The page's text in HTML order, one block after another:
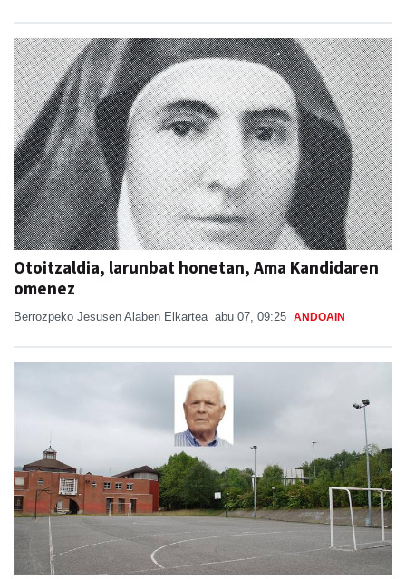
Otoitzaldia, larunbat honetan, Ama Kandidaren
omenez
Berrozpeko Jesusen Alaben Elkartea abu 07, 09:25 ANDOAIN